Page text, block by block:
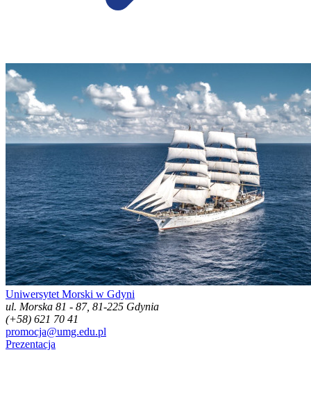
Uniwersytet Morski w Gdyni
ul. Morska 81 - 87, 81-225 Gdynia
(+58) 621 70 41
promocja@umg.edu.pl
Prezentacja